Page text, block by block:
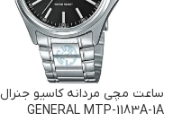
ساعت مچی مردانه کاسیو جنرال
GENERAL MTP-1183A-1A